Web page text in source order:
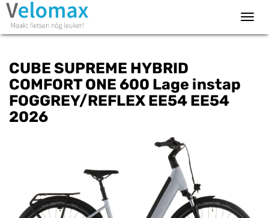
CUBE SUPREME HYBRID
COMFORT ONE 600 Lage instap
FOGGREY/REFLEX EE54 EE54
2026